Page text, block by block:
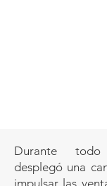
Durante
desplegó una
impulsar las